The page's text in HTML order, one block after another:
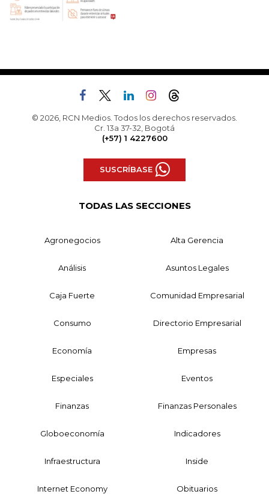
© 2026, RCN Medios. Todos los derechos reservados.
Cr. 13a 37-32, Bogotá
(+57) 1 4227600
SUSCRÍBASE
TODAS LAS SECCIONES
Agronegocios Alta Gerencia
Análisis Asuntos Legales
Caja Fuerte Comunidad Empresarial
Consumo Directorio Empresarial
Economía Empresas
Especiales Eventos
Finanzas Finanzas Personales
Globoeconomía Indicadores
Infraestructura Inside
Internet Economy Obituarios